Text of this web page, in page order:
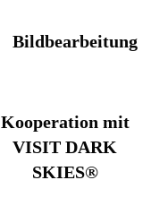
Bildbearbeitung
Kooperation mit
VISIT DARK
SKIES®